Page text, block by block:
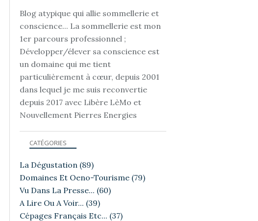
Blog atypique qui allie sommellerie et
conscience... La sommellerie est mon
1er parcours professionnel ;
Développer/élever sa conscience est
un domaine qui me tient
particulièrement à cœur, depuis 2001
dans lequel je me suis reconvertie
depuis 2017 avec Libère LèMo et
Nouvellement Pierres Energies
CATÉGORIES
La Dégustation (89)
Domaines Et Oeno-Tourisme (79)
Vu Dans La Presse... (60)
A Lire Ou A Voir... (39)
Cépages Français Etc... (37)